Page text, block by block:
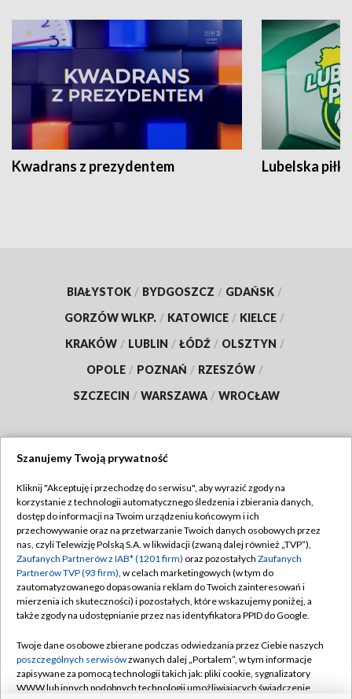
Kwadrans z prezydentem Lubelska piłka
BIAŁYSTOK / BYDGOSZCZ / GDAŃSK /
GORZÓW WLKP. / KATOWICE / KIELCE /
KRAKÓW / LUBLIN / ŁÓDŹ / OLSZTYN /
OPOLE / POZNAŃ / RZESZÓW /
SZCZECIN / WARSZAWA / WROCŁAW
TVP
Abonament TVP
Emisja w TVP
Centrum informacji TVP
Naziemna Telewizja Cyfrowa
Rada Programowa
System NOS
Regulamin TVP
Polityka prywatności
Moje zgody
Pomoc
Kontakt
Szanujemy Twoją prywatność
Kliknij "Akceptuję i przechodzę do serwisu", aby wyrazić zgody na
korzystanie z technologii automatycznego śledzenia i zbierania danych,
dostęp do informacji na Twoim urządzeniu końcowym i ich
przechowywanie oraz na przetwarzanie Twoich danych osobowych przez
nas, czyli Telewizję Polską S.A. w likwidacji (zwaną dalej również „TVP”),
Zaufanych Partnerów z IAB* (1201 firm) oraz pozostałych Zaufanych
Partnerów TVP (93 firm), w celach marketingowych (w tym do
zautomatyzowanego dopasowania reklam do Twoich zainteresowań i
mierzenia ich skuteczności) i pozostałych, które wskazujemy poniżej, a
także zgody na udostępnianie przez nas identyfikatora PPID do Google.
Twoje dane osobowe zbierane podczas odwiedzania przez Ciebie naszych
poszczególnych serwisówzwanych dalej „Portalem”, w tym informacje
zapisywane za pomocą technologii takich jak: pliki cookie, sygnalizatory
WWW lub innych podobnych technologii umożliwiających świadczenie